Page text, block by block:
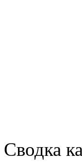
Сводка